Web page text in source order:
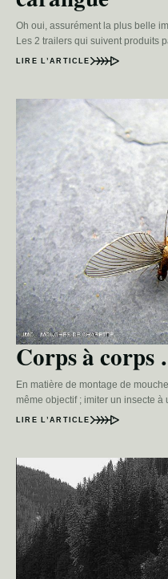
Oh oui, assurément la plus belle
Les 2 trailers qui suivent produits
LIRE L’ARTICLE
Corps à corps
En matière de montage de
même objectif ; imiter un insecte
LIRE L’ARTICLE